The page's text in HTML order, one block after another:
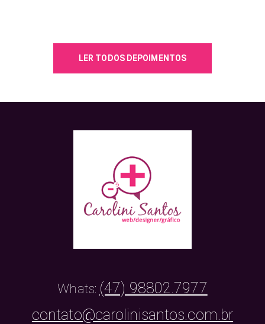
LER TODOS DEPOIMENTOS
Whats: (47) 98802.7977
contato@carolinisantos.com.br